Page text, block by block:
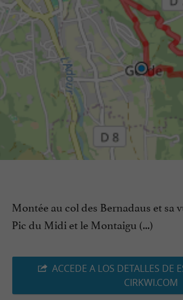
Montée au col des Bernadaus et sa
Pic du Midi et le Montaigu (...)
ACCEDE A LOS DETALLES DE
CIRKWI.COM